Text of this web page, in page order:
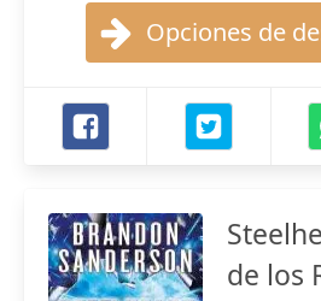
Opciones de
de los